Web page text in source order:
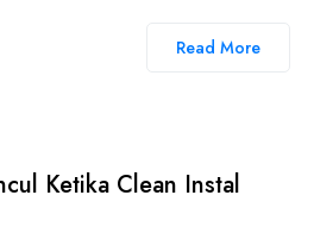
Read More
Ketika Clean Instal